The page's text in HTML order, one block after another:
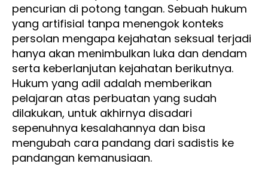
pencurian di potong tangan. Sebuah hukum
yang artifisial tanpa menengok konteks
persolan mengapa kejahatan seksual terjadi
hanya akan menimbulkan luka dan dendam
serta keberlanjutan kejahatan berikutnya.
Hukum yang adil adalah memberikan
pelajaran atas perbuatan yang sudah
dilakukan, untuk akhirnya disadari
sepenuhnya kesalahannya dan bisa
mengubah cara pandang dari sadistis ke
pandangan kemanusiaan.